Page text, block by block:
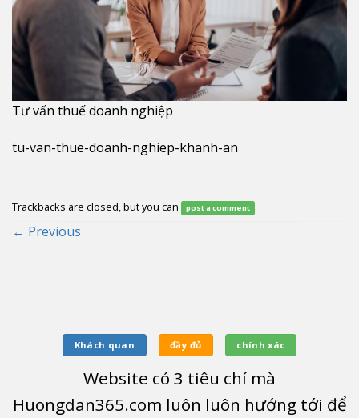
Tư vấn thuế doanh nghiệp
tu-van-thue-doanh-nghiep-khanh-an
Trackbacks are closed, but you can post a comment .
← Previous
Khách quan đầy đủ chính xác
Website có 3 tiêu chí mà
Huongdan365.com luôn luôn hướng tới để